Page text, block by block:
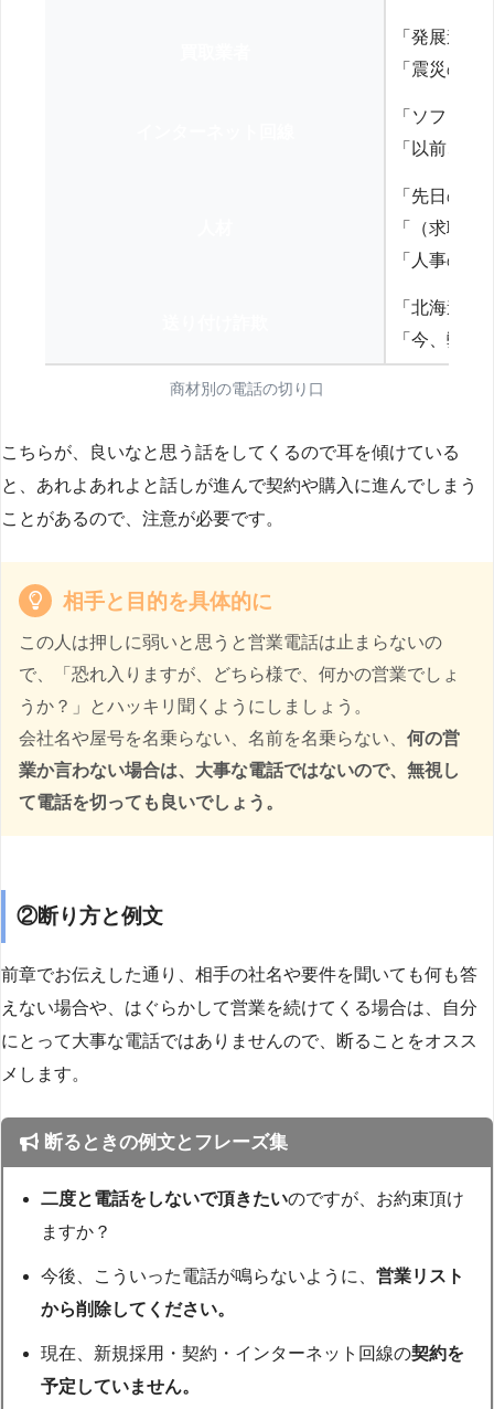
「発展途
「震災の
「ソフト
「以前、
「先日の
「（求職
「人事の方
「北海道
「今、弊
商材別の電話の切り口
こちらが、良いなと思う話をしてくるので耳を傾けている
と、あれよあれよと話しが進んで契約や購入に進んでしまう
ことがあるので、注意が必要です。
相手と目的を具体的に
この人は押しに弱いと思うと営業電話は止まらないの
で、「恐れ入りますが、どちら様で、何かの営業でしょ
うか？」とハッキリ聞くようにしましょう。
会社名や屋号を名乗らない、名前を名乗らない、 何の営
業か言わない場合は、大事な電話ではないので、無視し
て電話を切っても良いでしょう。
②断り方と例文
前章でお伝えした通り、相手の社名や要件を聞いても何も答
えない場合や、はぐらかして営業を続けてくる場合は、自分
にとって大事な電話ではありませんので、断ることをオスス
メします。
断るときの例文とフレーズ集
二度と電話をしないで頂きたいのですが、お約束頂け
ますか？
今後、こういった電話が鳴らないように、営業リスト
から削除してください。
現在、新規採用・契約・インターネット回線の契約を
予定していません。